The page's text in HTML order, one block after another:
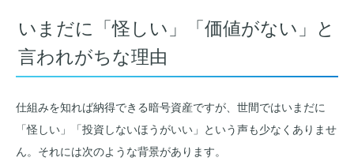
いまだに「怪しい」「価値がない」と
言われがちな理由
仕組みを知れば納得できる暗号資産ですが、世間ではいまだに
「怪しい」「投資しないほうがいい」という声も少なくありませ
ん。それには次のような背景があります。